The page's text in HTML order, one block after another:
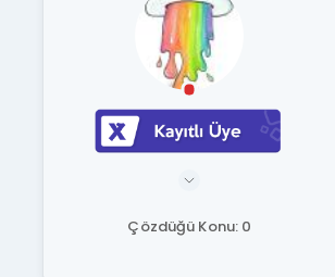
Çözdüğü Konu: 0